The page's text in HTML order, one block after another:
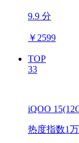
9.9 分
￥ 2599
TOP
33
iQOO
热度指数1万